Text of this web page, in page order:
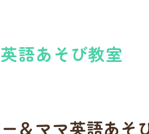
語あそび教室
＆ママ英語あそ